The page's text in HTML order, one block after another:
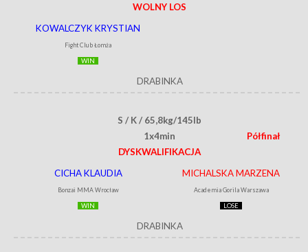
WOLNY LOS
KOWALCZYK KRYSTIAN
Fight Club Łomża
WIN
DRABINKA
S / K / 65,8kg/145lb
1x4min
Półfinał
DYSKWALIFIKACJA
CICHA KLAUDIA
Bonzai MMA Wrocław
WIN
MICHALSKA MARZENA
Academia Gorila Warszawa
LOSE
DRABINKA